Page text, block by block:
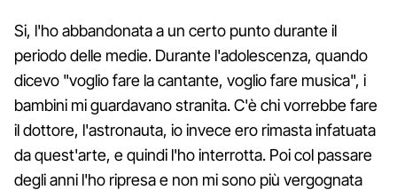
Si, l'ho abbandonata a un certo punto durante il
periodo delle medie. Durante l'adolescenza, quando
dicevo "voglio fare la cantante, voglio fare musica", i
bambini mi guardavano stranita. C'è chi vorrebbe fare
il dottore, l'astronauta, io invece ero rimasta infatuata
da quest'arte, e quindi l'ho interrotta. Poi col passare
degli anni l'ho ripresa e non mi sono più vergognata